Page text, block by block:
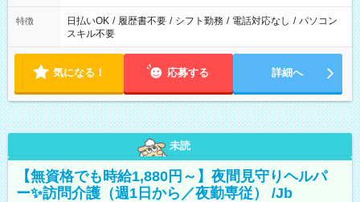
特徴 日払いOK / 履歴書不要 / シフト勤務 / 電話対応なし / パソコン
スキル不要
気になる！ 応募する 詳細へ
未読
【無資格でも時給1,880円～】夜間見守りヘルパ
ー✨訪問介護（週1日から／夜勤専従） /Jb